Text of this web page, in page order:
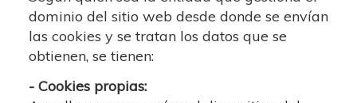
dominio del sitio web desde donde se envían
las cookies y se tratan los datos que se
obtienen, se tienen:
- Cookies propias: